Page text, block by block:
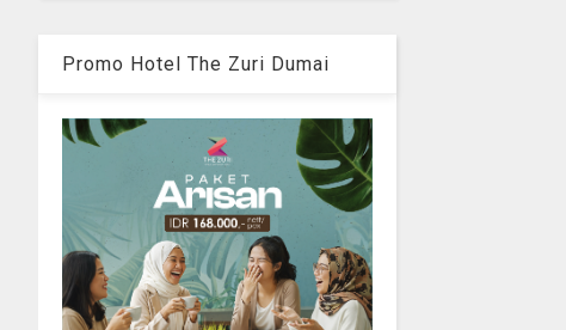
Promo Hotel The Zuri Dumai